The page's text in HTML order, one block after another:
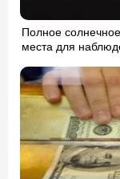
Полное
места для